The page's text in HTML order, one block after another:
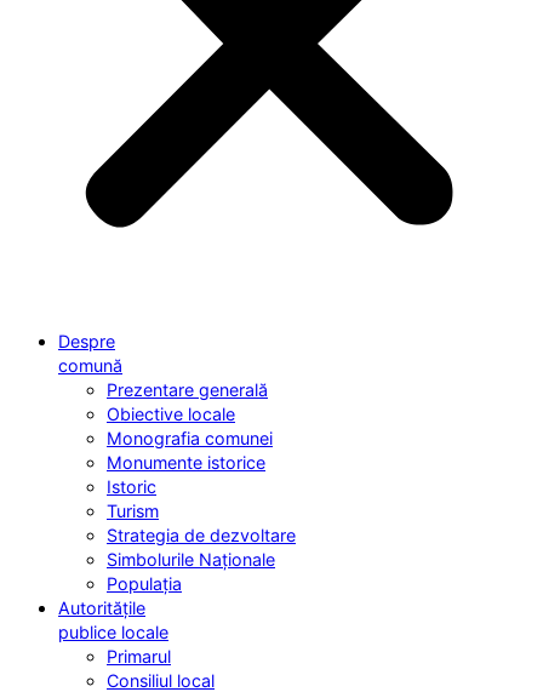
Despre
comună
Prezentare generală
Obiective locale
Monografia comunei
Monumente istorice
Istoric
Turism
Strategia de dezvoltare
Simbolurile Naționale
Populația
Autoritățile
publice locale
Primarul
Consiliul local